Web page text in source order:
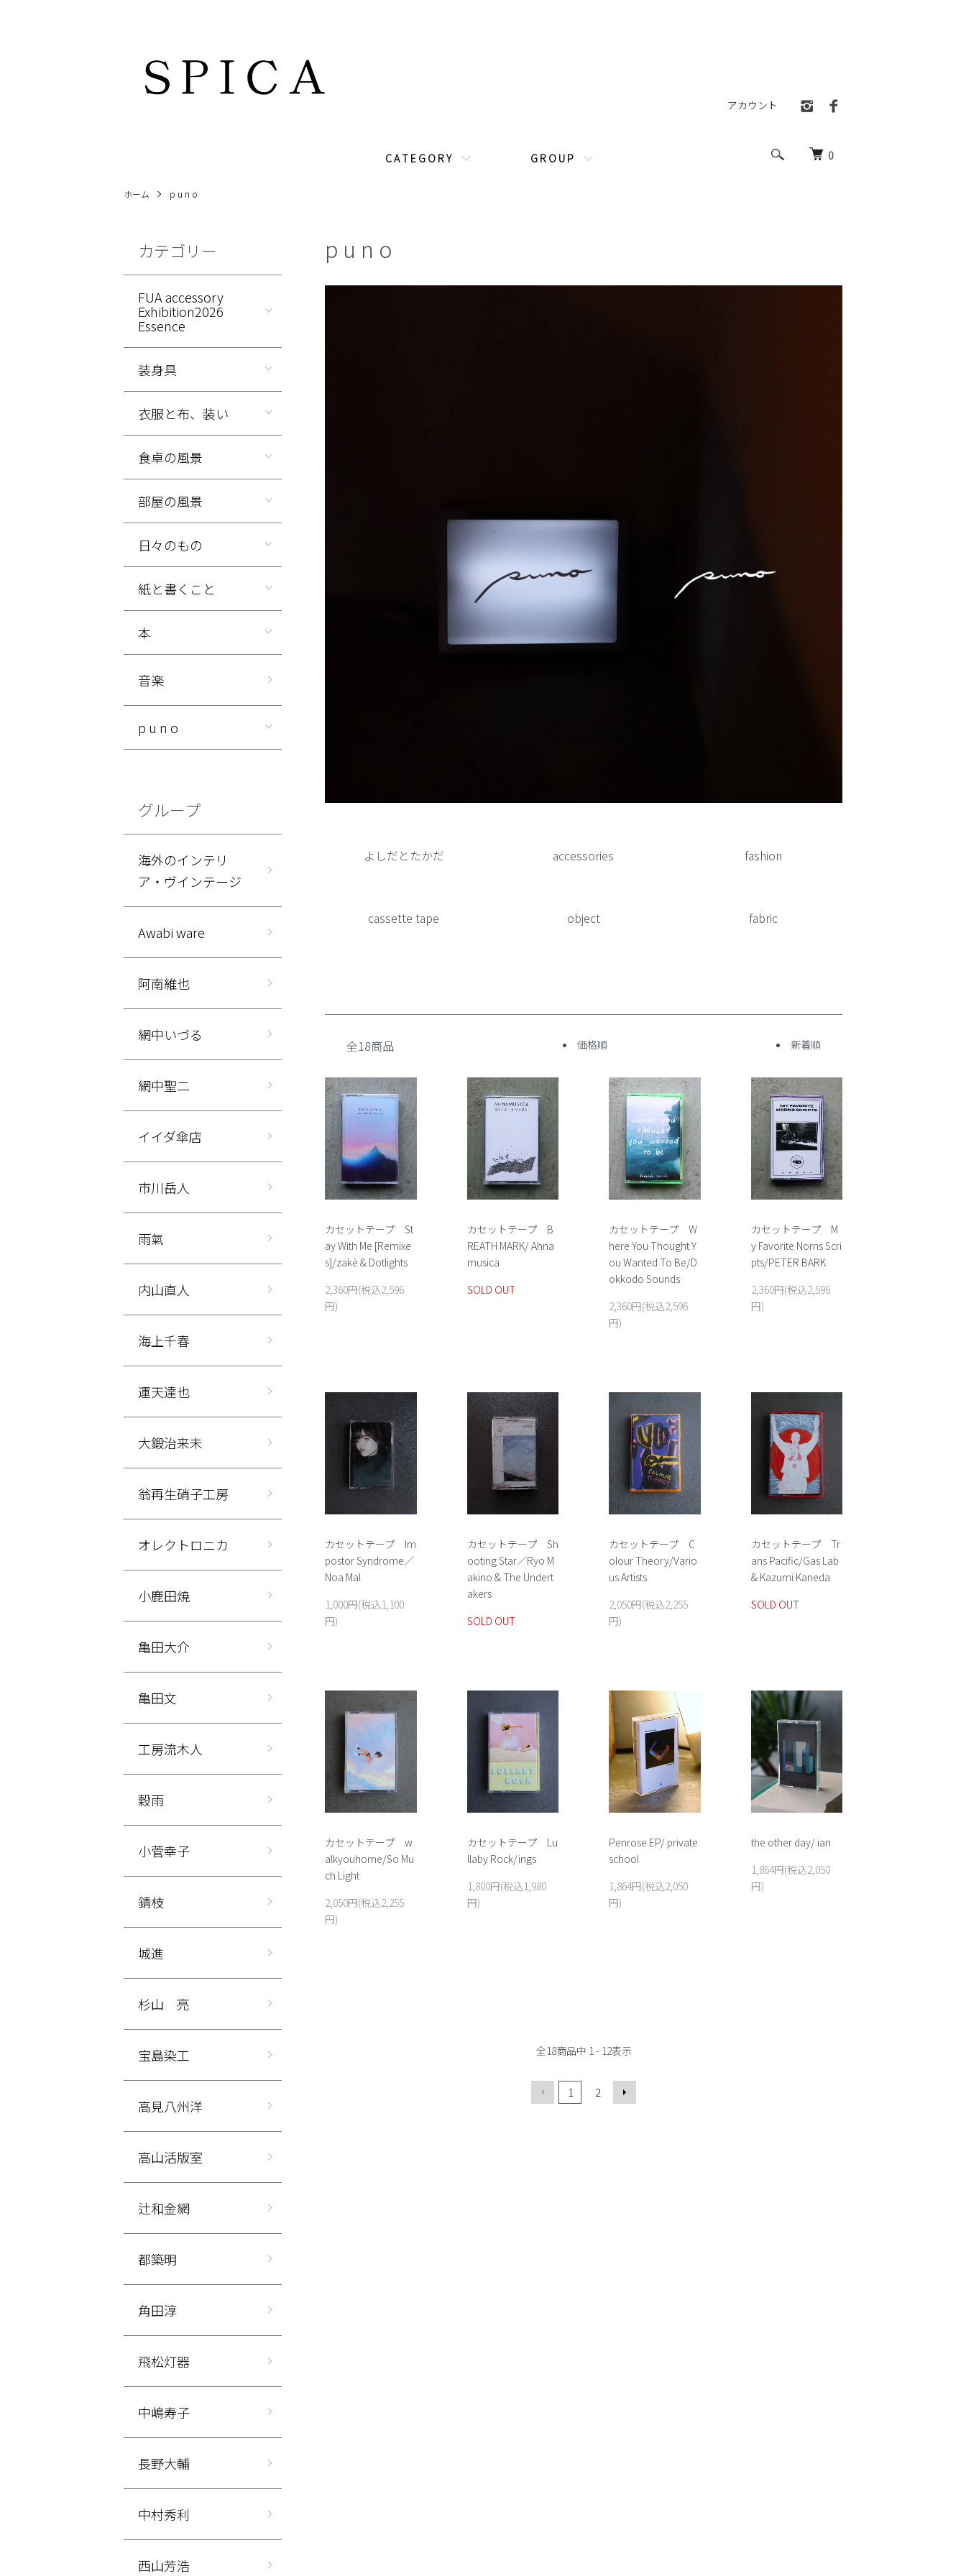
0
C A T E G O R Y G R O U P
アカウント
ホーム p u n o
p u n o
カテゴリー一覧
よしだとたかだ accessories fashion
cassette tape object fabric
全18商品 価格順 新着順
カセットテープ St
ay With Me [Remixe
s]/zakè & Dotlights
2,360円(税込2,596
円)
カセットテープ B
REATH MARK/ Ahna
musica
SOLD OUT
カセットテープ W
here You Thought Y
ou Wanted To Be/D
okkodo Sounds
2,360円(税込2,596
円)
カセットテープ M
y Favorite Norns Scri
pts/PETER BARK
2,360円(税込2,596
円)
カセットテープ Im
postor Syndrome／
Noa Mal
1,000円(税込1,100
円)
カセットテープ Sh
ooting Star／Ryo M
akino & The Undert
akers
SOLD OUT
カセットテープ C
olour Theory/Vario
us Artists
2,050円(税込2,255
円)
カセットテープ Tr
ans Pacific/Gas Lab
& Kazumi Kaneda
SOLD OUT
カセットテープ w
alkyouhome/So Mu
ch Light
2,050円(税込2,255
円)
カセットテープ Lu
llaby Rock/ings
1,800円(税込1,980
円)
Penrose EP/ private
school
1,864円(税込2,050
円)
the other day/ ian
1,864円(税込2,050
円)
全18商品中 1 - 12表示
1 2
カテゴリー
FUA accessory
Exhibition2026
Essence
装身具
衣服と布、装い
食卓の風景
部屋の風景
日々のもの
紙と書くこと
本
音楽
p u n o
グループ
海外のインテリ
ア・ヴインテージ
Awabi ware
阿南維也
網中いづる
網中聖二
イイダ傘店
市川岳人
雨氣
内山直人
海上千春
運天達也
大鍛治来未
翁再生硝子工房
オレクトロニカ
小鹿田焼
亀田大介
亀田文
工房流木人
穀雨
小菅幸子
錆枝
城進
杉山 亮
宝島染工
高見八州洋
高山活版室
辻和金網
都築明
角田淳
飛松灯器
中嶋寿子
長野大輔
中村秀利
西山芳浩